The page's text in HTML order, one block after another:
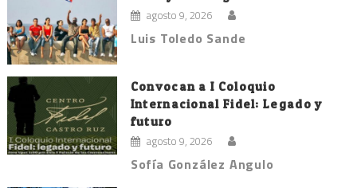
agosto 9, 2026
Luis Toledo Sande
Convocan a I Coloquio
Internacional Fidel: Legado y
futuro
agosto 9, 2026
Sofía González Angulo